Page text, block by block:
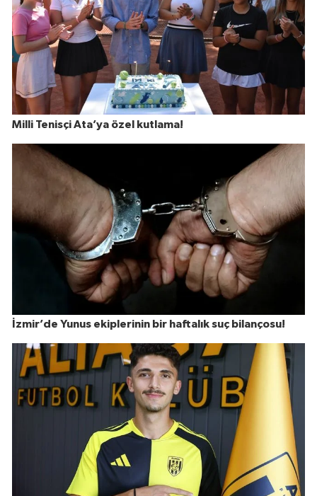
Milli Tenisçi Ata’ya özel kutlama!
İzmir’de Yunus ekiplerinin bir haftalık suç bilançosu!